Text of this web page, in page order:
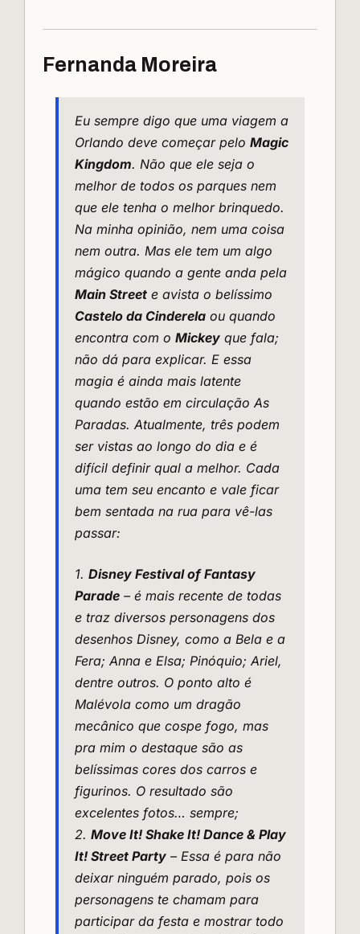
Fernanda Moreira
Eu sempre digo que uma viagem a
Orlando deve começar pelo Magic
Kingdom. Não que ele seja o
melhor de todos os parques nem
que ele tenha o melhor brinquedo.
Na minha opinião, nem uma coisa
nem outra. Mas ele tem um algo
mágico quando a gente anda pela
Main Street e avista o belíssimo
Castelo da Cinderela ou quando
encontra com o Mickey que fala;
não dá para explicar. E essa
magia é ainda mais latente
quando estão em circulação As
Paradas. Atualmente, três podem
ser vistas ao longo do dia e é
difícil definir qual a melhor. Cada
uma tem seu encanto e vale ficar
bem sentada na rua para vê-las
passar:
1. Disney Festival of Fantasy
Parade – é mais recente de todas
e traz diversos personagens dos
desenhos Disney, como a Bela e a
Fera; Anna e Elsa; Pinóquio; Ariel,
dentre outros. O ponto alto é
Malévola como um dragão
mecânico que cospe fogo, mas
pra mim o destaque são as
belíssimas cores dos carros e
figurinos. O resultado são
excelentes fotos… sempre;
2. Move It! Shake It! Dance & Play
It! Street Party – Essa é para não
deixar ninguém parado, pois os
personagens te chamam para
participar da festa e mostrar todo